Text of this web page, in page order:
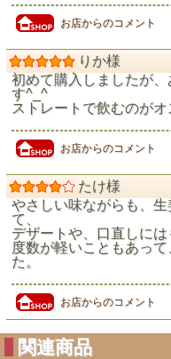
お店からのコメント
りか様
初めて購入しましたが
す^_^
ストレートで飲むのがオ
お店からのコメント
たけ様
やさしい味ながらも、
て、
デザートや、口直しには
度数が軽いこともあっ
た。
お店からのコメント
関連商品